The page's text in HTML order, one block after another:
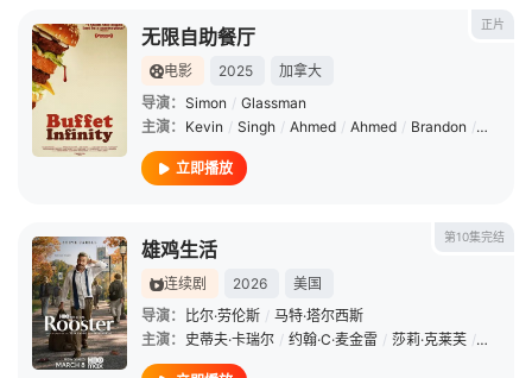
正片
无限自助餐厅
电影 2025
加拿大
导演： Simon / Glassman
主演： Kevin / Singh / Ahmed / Ahmed / Brandon /
立即播放
第10集完结
雄鸡生活
连续剧 2026
美国
导演：
比尔·劳伦斯 / 马特·塔尔西斯
主演： 史蒂夫·卡瑞尔 / 约翰·C·麦金雷 / 莎莉·克莱芙 / 丹妮尔